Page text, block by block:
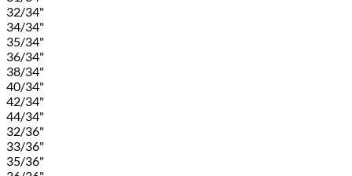
32/34"
34/34"
35/34"
36/34"
38/34"
40/34"
42/34"
44/34"
32/36"
33/36"
35/36"